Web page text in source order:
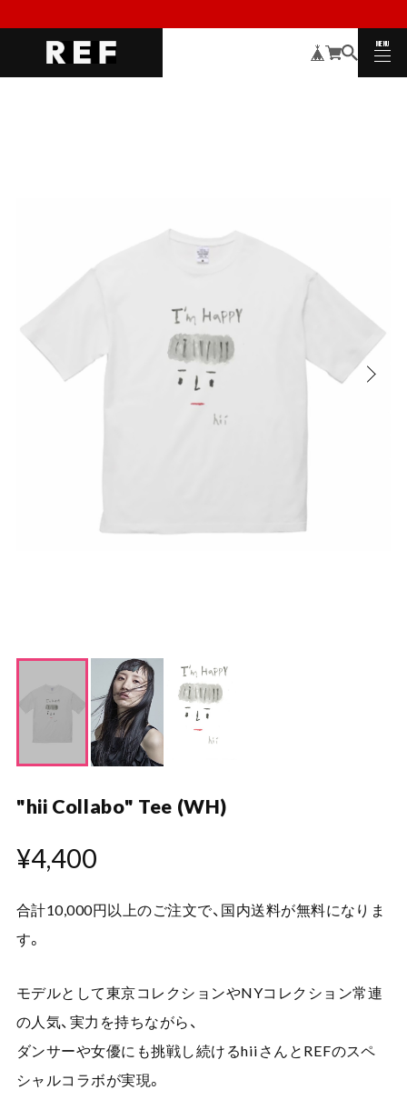
MENU
CLOSE
"hii Collabo" Tee (WH)
¥4,400
合計10,000円以上のご注文で、国内送料が無料になりま
す。
モデルとして東京コレクションやNYコレクション常連
の人気、実力を持ちながら、
ダンサーや女優にも挑戦し続けるhiiさんとREFのスペ
シャルコラボが実現。